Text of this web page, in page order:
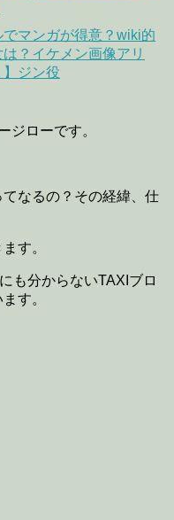
マンガが得意？wiki的
？イケメン画像アリ
】ジン役
ジローです。
なるの？その経緯、仕
す。
も分からないTAXIブロ
す。